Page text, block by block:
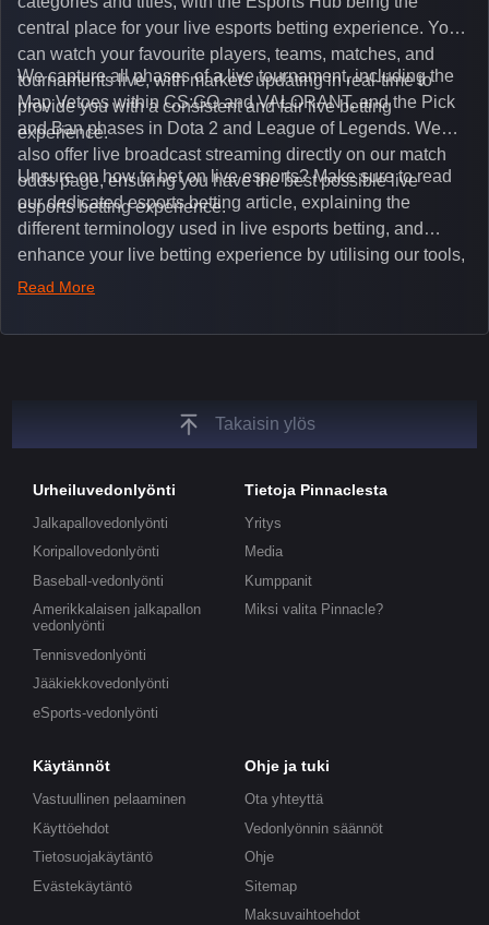
central place for your live esports betting experience. You
can watch your favourite players, teams, matches, and
tournaments live, with markets updating in real-time to
provide you with a consistent and fair live betting
experience.
We capture all phases of a live tournament, including the
Map Vetoes within CS:GO and VALORANT, and the Pick
and Ban phases in Dota 2 and League of Legends. We
also offer live broadcast streaming directly on our match
odds page, ensuring you have the best possible live
esports betting experience.
Unsure on how to bet on live esports? Make sure to read
our dedicated esports betting article, explaining the
different terminology used in live esports betting, and
enhance your live betting experience by utilising our tools,
such as integrated live broadcasts, match and round
unique insights on the latest esports events.
Read More
Takaisin ylös
Urheiluvedonlyönti
Jalkapallovedonlyönti
Koripallovedonlyönti
Baseball-vedonlyönti
Amerikkalaisen jalkapallon
vedonlyönti
Tennisvedonlyönti
Jääkiekkovedonlyönti
eSports-vedonlyönti
Tietoja Pinnaclesta
Yritys
Media
Kumppanit
Miksi valita Pinnacle?
Käytännöt
Vastuullinen pelaaminen
Käyttöehdot
Tietosuojakäytäntö
Evästekäytäntö
Ohje ja tuki
Ota yhteyttä
Vedonlyönnin säännöt
Ohje
Sitemap
Maksuvaihtoehdot